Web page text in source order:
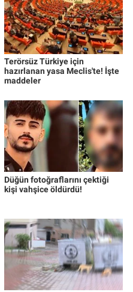
Terörsüz Türkiye için
hazırlanan yasa Meclis'te! İşte
maddeler
Düğün fotoğraflarını çektiği
kişi vahşice öldürdü!